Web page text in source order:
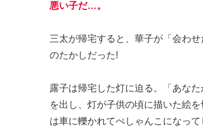
悪い子だ…。
三太が帰宅すると、華子が「会わ
のたかしだった!
露子は帰宅した灯に迫る。「あな
を出し、灯が子供の頃に描いた絵
は車に轢かれてぺしゃんこになって